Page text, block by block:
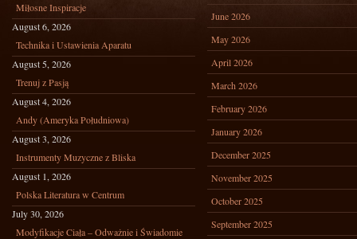
Miłosne Inspiracje
August 6, 2026
Technika i Ustawienia Aparatu
August 5, 2026
Trenuj z Pasją
August 4, 2026
Andy (Ameryka Południowa)
August 3, 2026
Instrumenty Muzyczne z Bliska
August 1, 2026
Polska Literatura w Centrum
July 30, 2026
Modyfikacje Ciała – Odważnie i Świadomie
June 2026
May 2026
April 2026
March 2026
February 2026
January 2026
December 2025
November 2025
October 2025
September 2025